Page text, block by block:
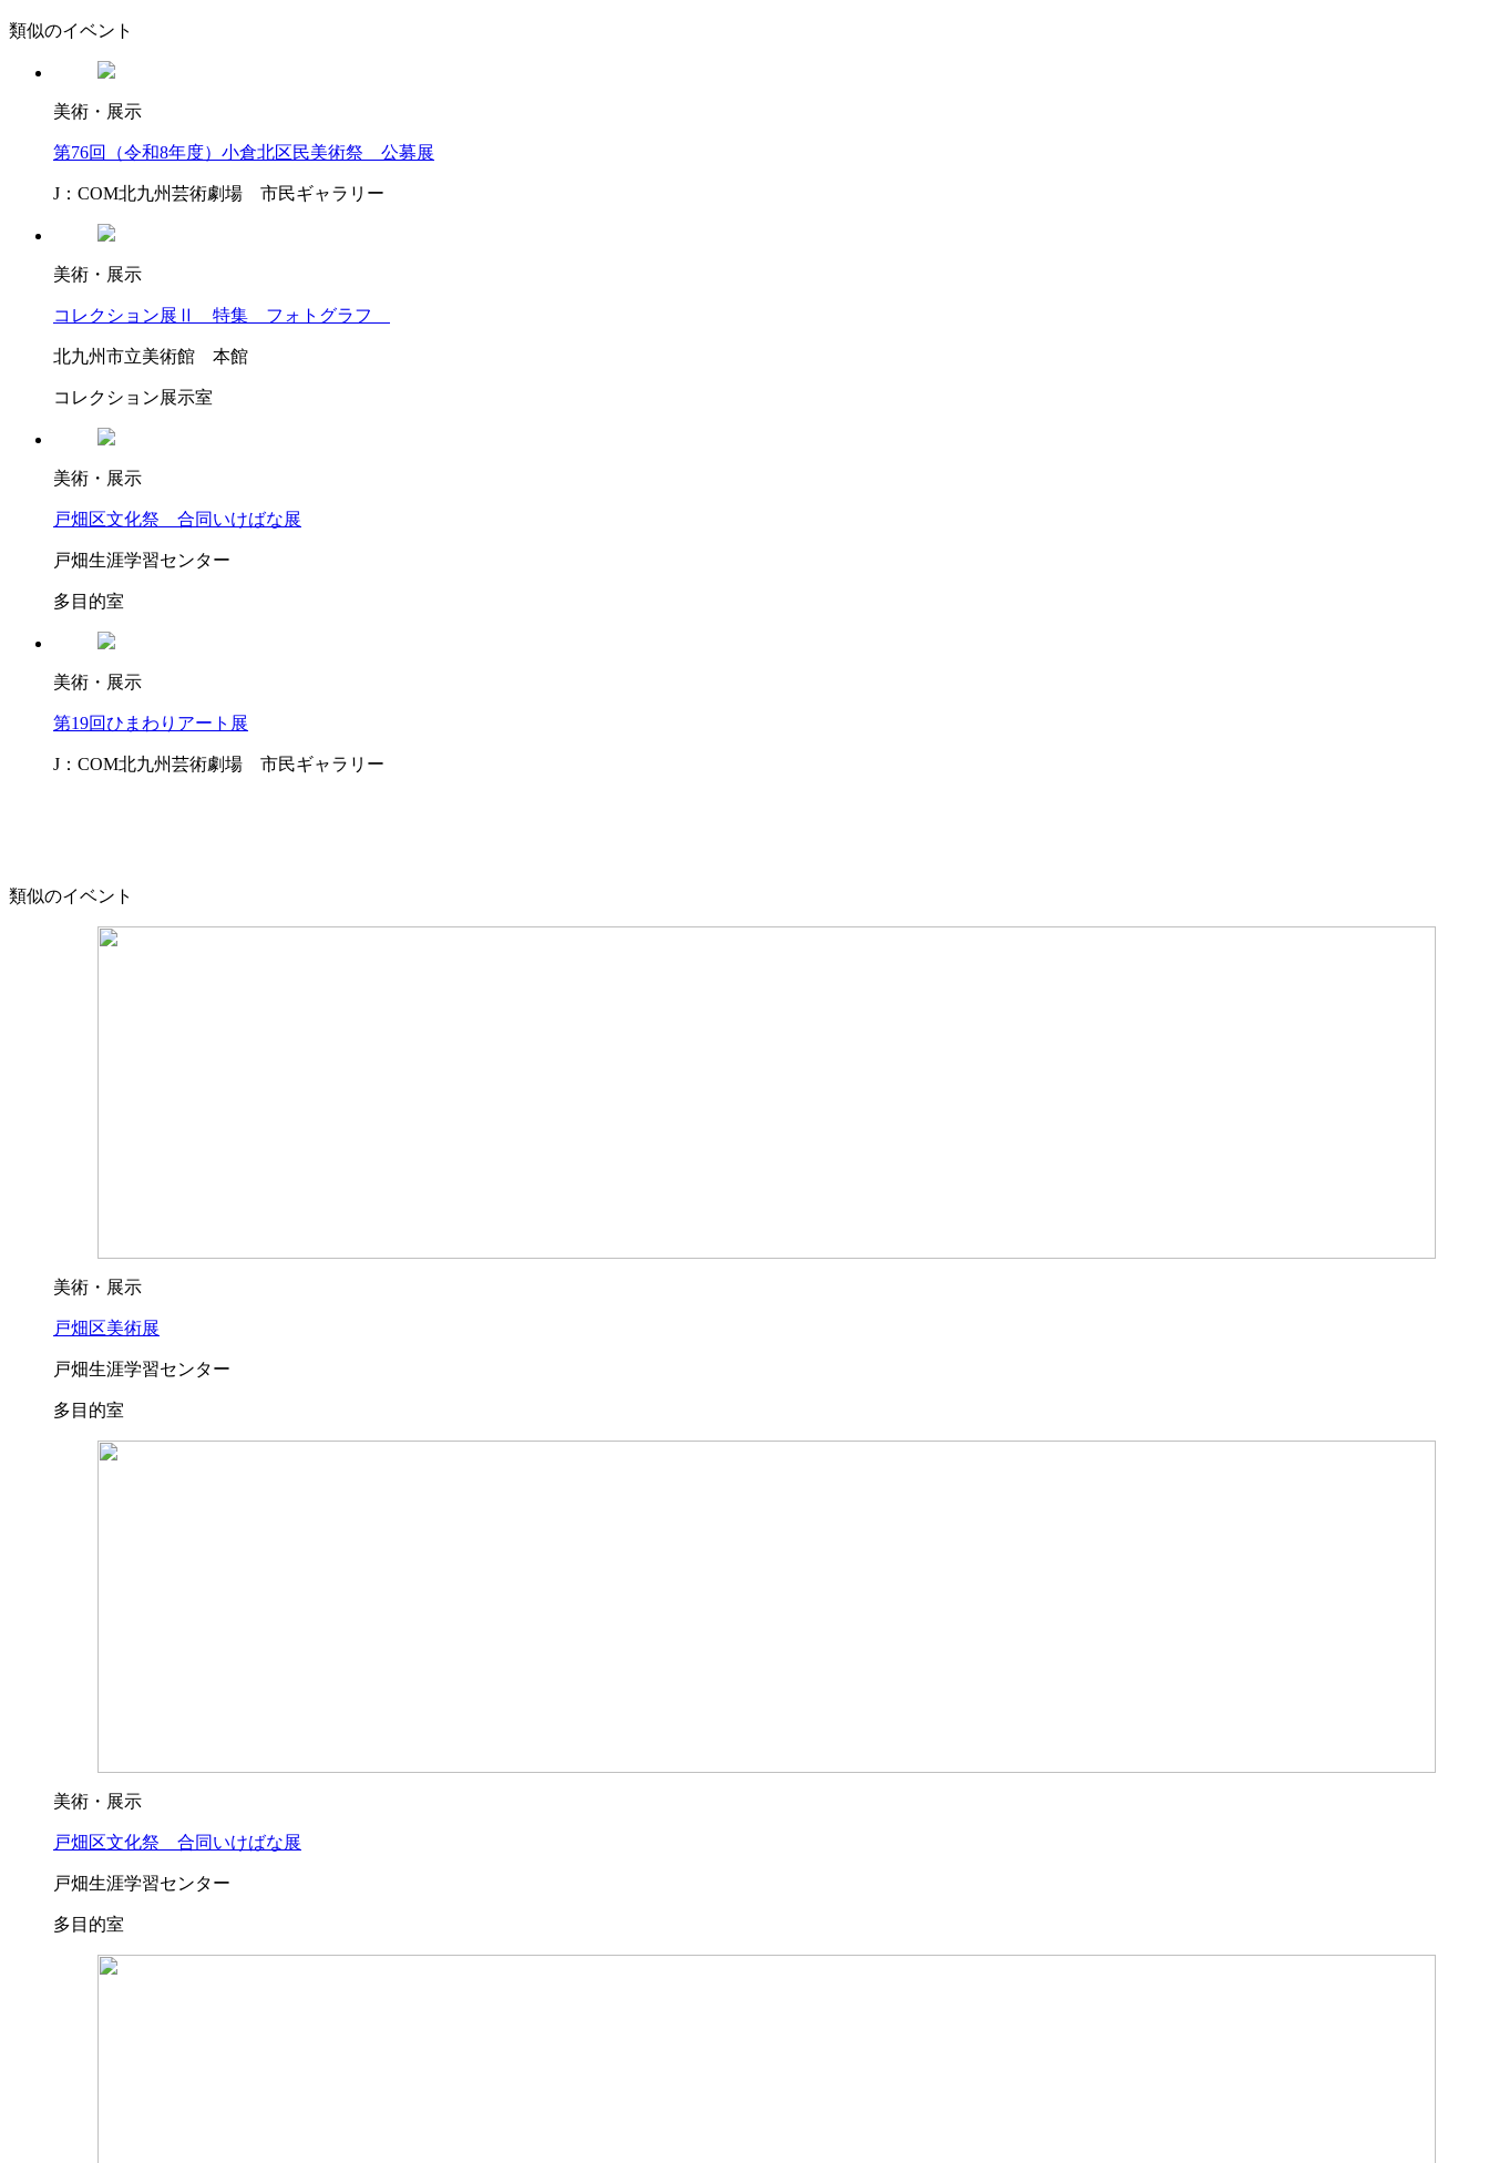
類似のイベント
美術・展示
第76回（令和8年度）小倉北区民美術祭 公募展
J：COM北九州芸術劇場 市民ギャラリー
美術・展示
コレクション展Ⅱ 特集 フォトグラフ
北九州市立美術館 本館
コレクション展示室
美術・展示
戸畑区文化祭 合同いけばな展
戸畑生涯学習センター
多目的室
美術・展示
第19回ひまわりアート展
J：COM北九州芸術劇場 市民ギャラリー
類似のイベント
美術・展示
戸畑区美術展
戸畑生涯学習センター
多目的室
美術・展示
戸畑区文化祭 合同いけばな展
戸畑生涯学習センター
多目的室